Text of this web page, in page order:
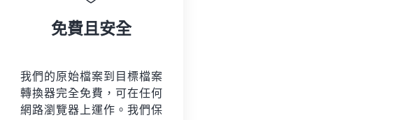
免費且安全
我們的原始檔案到目標檔案
轉換器完全免費，可在任何
網路瀏覽器上運作。我們保